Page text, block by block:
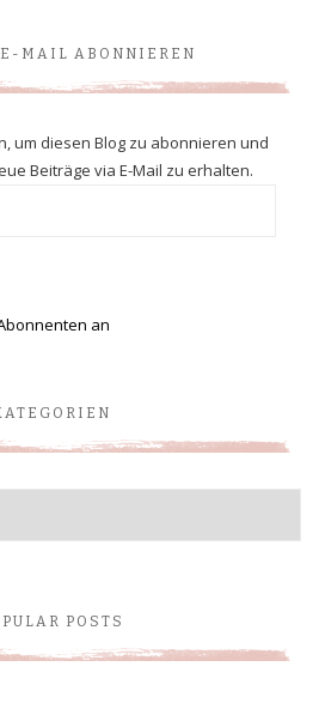
MAIL ABONNIEREN
um diesen Blog zu abonnieren und
Beiträge via E-Mail zu erhalten.
an
POSTS